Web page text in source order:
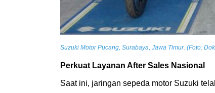
Suzuki Motor Pucang, Surabaya, Jawa Timur. (Foto:
Perkuat Layanan After Sales Nasional
Saat ini, jaringan sepeda motor Suzuki